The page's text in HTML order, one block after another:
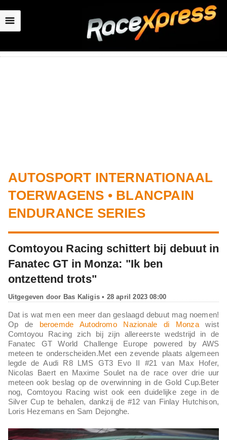
☰
AUTOSPORT INTERNATIONAAL
TOERWAGENS • BLANCPAIN
ENDURANCE SERIES
Comtoyou Racing schittert bij debuut in
Fanatec GT in Monza: "Ik ben
ontzettend trots"
Uitgegeven door Bas Kaligis• 28 april 2023 08:00
Dat is wat men een meer dan geslaagd debuut mag noemen!
Op de beroemde Autodromo Nazionale di Monzawist
Comtoyou Racing zich bij zijn allereerste wedstrijd in de
Fanatec GT World Challenge Europe powered by AWS
meteen te onderscheiden.Met een zevende plaats algemeen
legde de Audi R8 LMS GT3 Evo II #21 van Max Hofer,
Nicolas Baert en Maxime Soulet na de race over drie uur
meteen ook beslag op de overwinning in de Gold Cup.Beter
nog, Comtoyou Racing wist ook een duidelijke zege in de
Silver Cup te behalen, dankzij de #12 van Finlay Hutchison,
Loris Hezemans en Sam Dejonghe.